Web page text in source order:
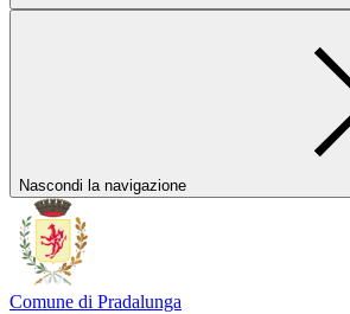
Nascondi la navigazione
Comune di Pradalunga